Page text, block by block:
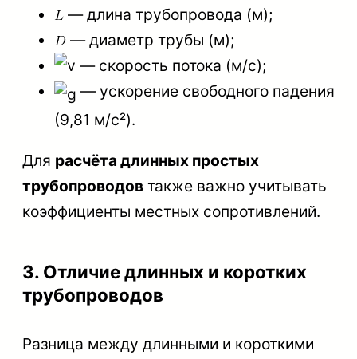
— длина трубопровода (м);
— диаметр трубы (м);
— скорость потока (м/с);
— ускорение свободного падения
(9,81 м/с²).
Для расчёта длинных простых
трубопроводов также важно учитывать
коэффициенты местных сопротивлений.
3. Отличие длинных и коротких
трубопроводов
Разница между длинными и короткими